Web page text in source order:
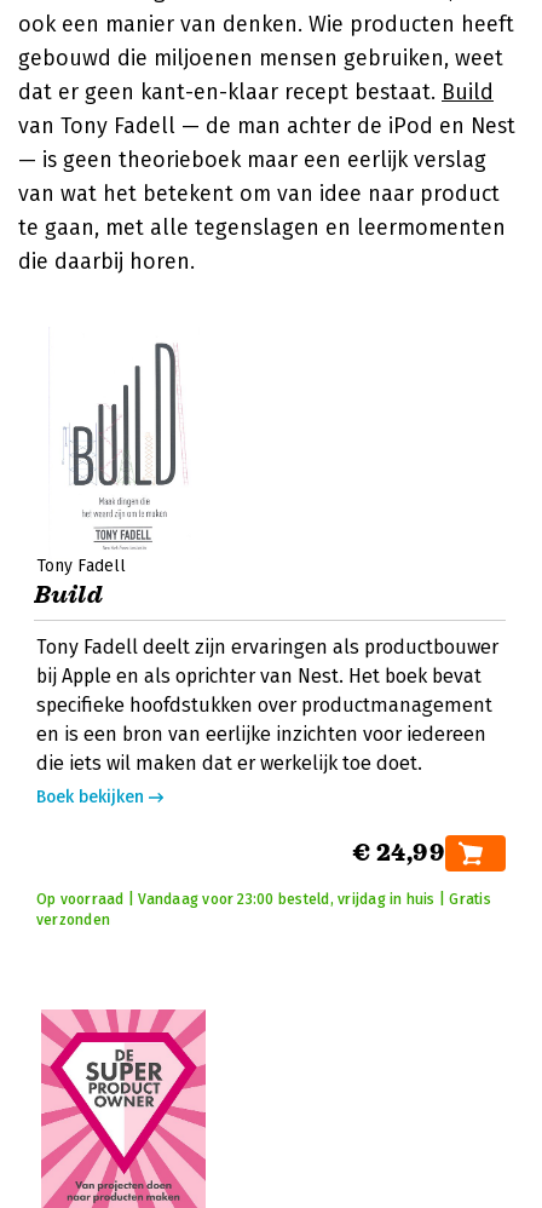
ook een manier van denken. Wie producten heeft
gebouwd die miljoenen mensen gebruiken, weet
dat er geen kant-en-klaar recept bestaat. Build
van Tony Fadell — de man achter de iPod en Nest
— is geen theorieboek maar een eerlijk verslag
van wat het betekent om van idee naar product
te gaan, met alle tegenslagen en leermomenten
die daarbij horen.
Tony Fadell
Build
Tony Fadell deelt zijn ervaringen als productbouwer
bij Apple en als oprichter van Nest. Het boek bevat
specifieke hoofdstukken over productmanagement
en is een bron van eerlijke inzichten voor iedereen
die iets wil maken dat er werkelijk toe doet.
Boek bekijken
€ 24,99
Op voorraad | Vandaag voor 23:00 besteld, vrijdag in huis | Gratis
verzonden